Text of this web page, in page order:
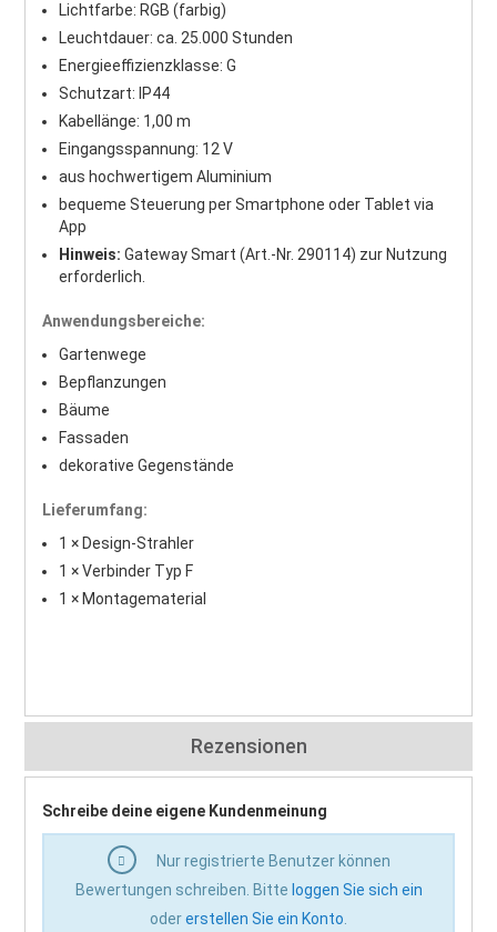
Lichtfarbe: RGB (farbig)
Leuchtdauer: ca. 25.000 Stunden
Energieeffizienzklasse: G
Schutzart: IP44
Kabellänge: 1,00 m
Eingangsspannung: 12 V
aus hochwertigem Aluminium
bequeme Steuerung per Smartphone oder Tablet via
App
Hinweis:Gateway Smart (Art.-Nr. 290114) zur Nutzung
erforderlich.
Anwendungsbereiche:
Gartenwege
Bepflanzungen
Bäume
Fassaden
dekorative Gegenstände
Lieferumfang:
1 × Design-Strahler
1 × Verbinder Typ F
1 × Montagematerial
Rezensionen
Schreibe deine eigene Kundenmeinung
Nur registrierte Benutzer können
Bewertungen schreiben. Bitte loggen Sie sich ein
odererstellen Sie ein Konto